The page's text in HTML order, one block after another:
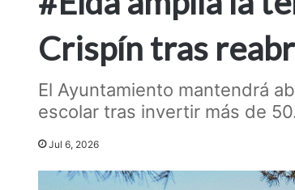
Crispín tras
El Ayuntamiento mantendrá
escolar tras invertir más de
Jul 6, 2026